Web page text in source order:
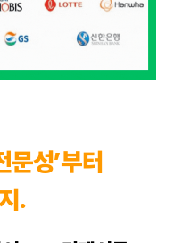
성’부터
.